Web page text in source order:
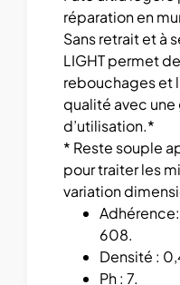
réparation en
Sans retrait et à
LIGHT permet
rebouchages et
qualité avec
d’utilisation.*
* Reste souple
pour traiter les
variation
608.
Densité :
Ph : 7.